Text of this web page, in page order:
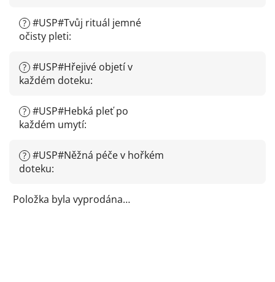
? #USP#Tvůj rituál jemné
očisty pleti:
? #USP#Hřejivé objetí v
každém doteku:
? #USP#Hebká pleť po
každém umytí:
? #USP#Něžná péče v hořkém
doteku:
Položka byla vyprodána…